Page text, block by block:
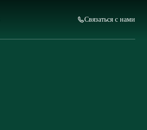
Связаться с нами